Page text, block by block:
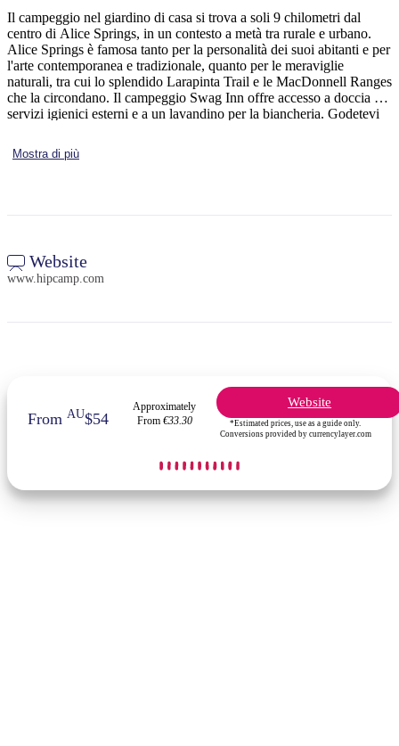
Cerca:
Il campeggio nel giardino di casa si trova a soli 9 chilometri dal
centro di Alice Springs, in un contesto a metà tra rurale e urbano.
Alice Springs è famosa tanto per la personalità dei suoi abitanti e per
l'arte contemporanea e tradizionale, quanto per le meraviglie
naturali, tra cui lo splendido Larapinta Trail e le MacDonnell Ranges
che la circondano. Il campeggio Swag Inn offre accesso a doccia e
servizi igienici esterni e a un lavandino per la biancheria. Godetevi
deserto direttamente dal vostro campeggio. Ascoltate il canto degli
uccelli e godetevi la pace. Gli ospiti del campeggio possono
telegrafica del XIX secolo che collegava Adelaide a Darwin. Ci
sono ottimi posti dove mangiare e bere, con viste mozzafiato.
Mostra di più
Website
www.hipcamp.com
FromAU$54
Approximately
From €33.30
Website
*Estimated prices, use as a guide only.
Conversions provided by currencylayer.com